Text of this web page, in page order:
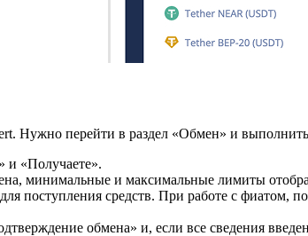
Нужно перейти в раздел «Обмен» и
и «Получаете».
минимальные и максимальные лимиты
поступления средств. При работе с фиатом,
обмена» и, если все сведения